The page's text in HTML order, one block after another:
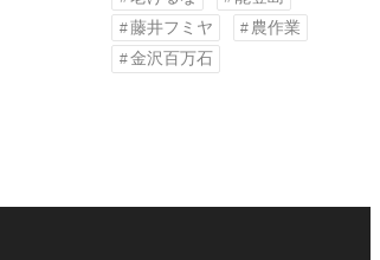
藤井フミヤ
農作業
金沢百万石